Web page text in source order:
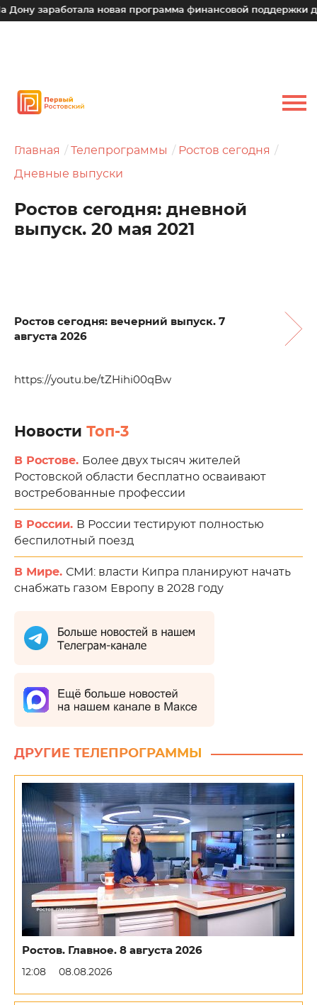
новая программа финансовой поддержки для
Главная Телепрограммы Ростов сегодня
Дневные выпуски
Ростов сегодня: дневной
выпуск. 20 мая 2021
Ростов сегодня: вечерний выпуск. 7
августа 2026
https://youtu.be/tZHihi00qBw
Новости Топ-3
В Ростове. Более двух тысяч жителей
Ростовской области бесплатно осваивают
востребованные профессии
В России. В России тестируют полностью
беспилотный поезд
В Мире. СМИ: власти Кипра планируют начать
снабжать газом Европу в 2028 году
ДРУГИЕ ТЕЛЕПРОГРАММЫ
Ростов. Главное. 8 августа 2026
12:08 08.08.2026